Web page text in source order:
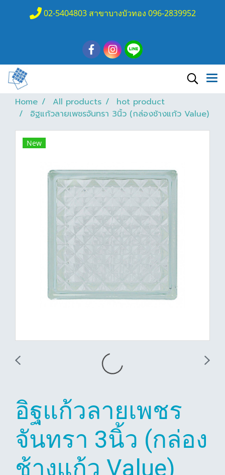
02-5404803 สาขาบางบัวทอง 096-2839952
Home All products
hot product
อิฐแก้วลายเพชรจันทรา 3นิ้ว (กล่องช้างแก้ว Value)
New
อิฐแก้วลายเพชร
จันทรา 3นิ้ว (กล่อง
ช้างแก้ว Value)